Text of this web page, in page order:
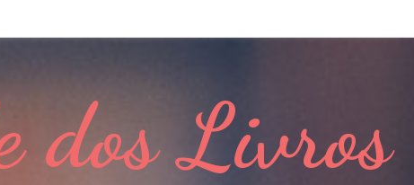
dos Livros